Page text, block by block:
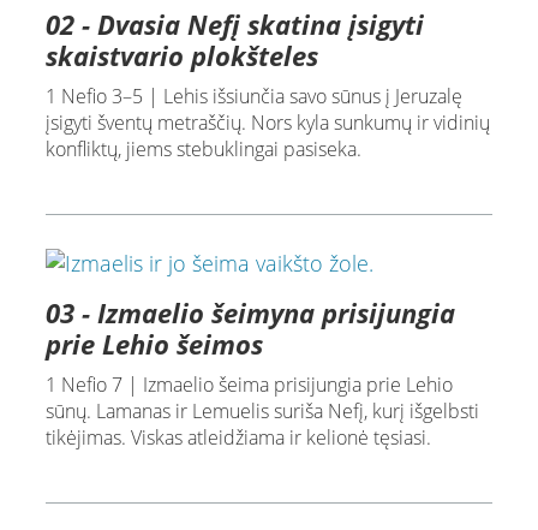
02 - Dvasia Nefį skatina įsigyti
skaistvario plokšteles
1 Nefio 3–5 | Lehis išsiunčia savo sūnus į Jeruzalę
įsigyti šventų metraščių. Nors kyla sunkumų ir vidinių
konfliktų, jiems stebuklingai pasiseka.
03 - Izmaelio šeimyna prisijungia
prie Lehio šeimos
1 Nefio 7 | Izmaelio šeima prisijungia prie Lehio
sūnų. Lamanas ir Lemuelis suriša Nefį, kurį išgelbsti
tikėjimas. Viskas atleidžiama ir kelionė tęsiasi.